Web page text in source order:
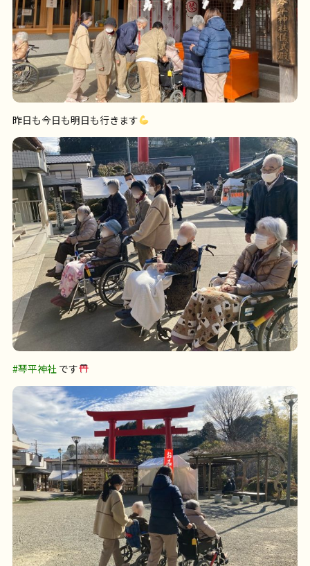
昨日も今日も明日も行きます
#琴平神社です